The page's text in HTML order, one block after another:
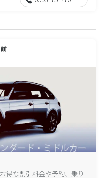
得な割引料金や予約、乗り